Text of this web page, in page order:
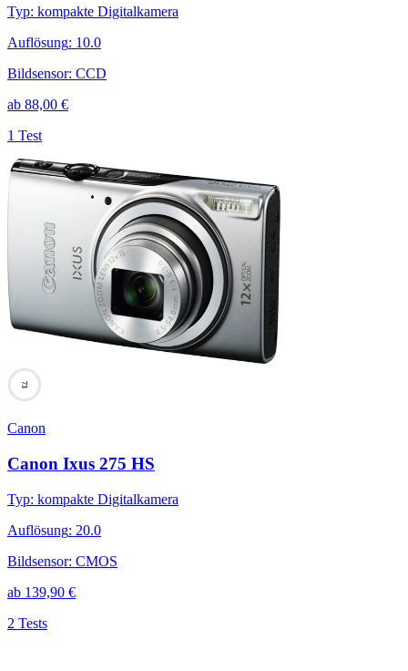
Typ: kompakte Digitalkamera
Auflösung: 10.0
Bildsensor: CCD
ab 88,00 €
1 Test
73
Canon
Canon Ixus 275 HS
Typ: kompakte Digitalkamera
Auflösung: 20.0
Bildsensor: CMOS
ab 139,90 €
2 Tests